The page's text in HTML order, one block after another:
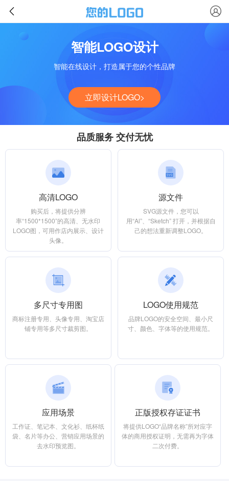
智能LOGO设计
智能在线设计，打造属于您的个性品牌
立即设计LOGO>
品质服务 交付无忧
高清LOGO
购买后，将提供分辨
率“1500*1500”的高清、无水印
LOGO图，可用作店内展示、设计
头像。
源文件
SVG源文件，您可以
用“Al”、“Sketch” 打开，并根据自
己的想法重新调整LOGO。
多尺寸专用图
商标注册专用、头像专用、淘宝店
铺专用等多尺寸裁剪图。
LOGO使用规范
品牌LOGO的安全空间、最小尺
寸、颜色、字体等的使用规范。
应用场景
工作证、笔记本、文化衫、纸杯纸
袋、名片等办公、营销应用场景的
去水印预览图。
正版授权存证证书
将提供LOGO“品牌名称”所对应字
体的商用授权证明，无需再为字体
二次付费。